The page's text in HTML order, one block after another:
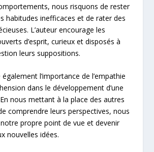
nous risquons de rester
habitudes inefficaces et de rater des
L’auteur encourage les
d’esprit, curieux et disposés à
leurs suppositions.
l’importance de l’empathie
dans le développement d’une
nous mettant à la place des autres
comprendre leurs perspectives, nous
propre point de vue et devenir
nouvelles idées.